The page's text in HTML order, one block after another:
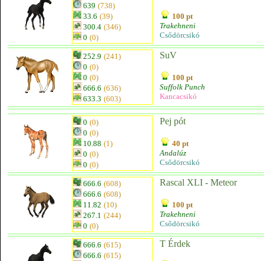
639 (738)
33.6 (39)
300.4 (346)
0 (0)
100 pt
Trakehneni
Csődörcsikó
252.9 (241)
0 (0)
0 (0)
666.6 (636)
633.3 (603)
SuV
100 pt
Suffolk Punch
Kancacsikó
0 (0)
0 (0)
10.88 (1)
0 (0)
0 (0)
Pej pót
40 pt
Andalúz
Csődörcsikó
666.6 (608)
666.6 (608)
11.82 (10)
267.1 (244)
0 (0)
Rascal XLI - Meteor
100 pt
Trakehneni
Csődörcsikó
666.6 (615)
666.6 (615)
T Érdek